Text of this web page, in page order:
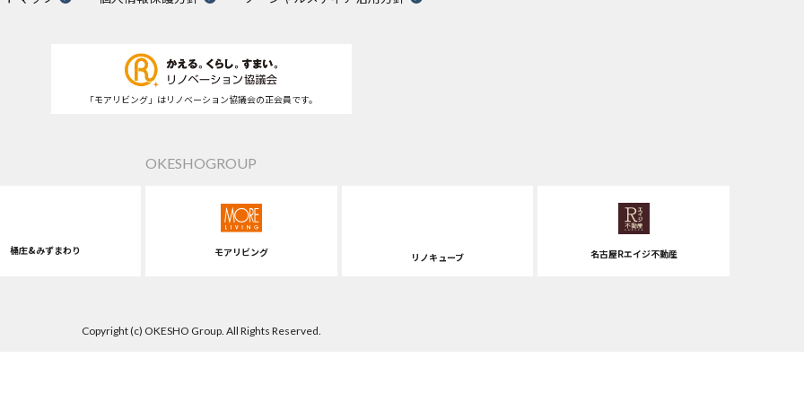
「モアリビング」はリノベーション協議会の正会員です。
OKESHOGROUP
桶庄&みずまわり モアリビング リノキューブ 名古屋Rエイジ不動産
Copyright (c) OKESHO Group. All Rights Reserved.